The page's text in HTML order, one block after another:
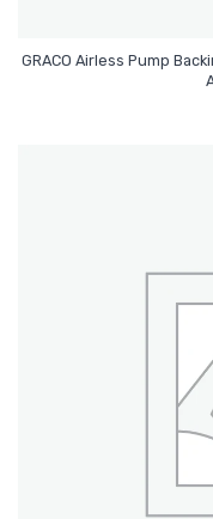
GRACO Airless Pump